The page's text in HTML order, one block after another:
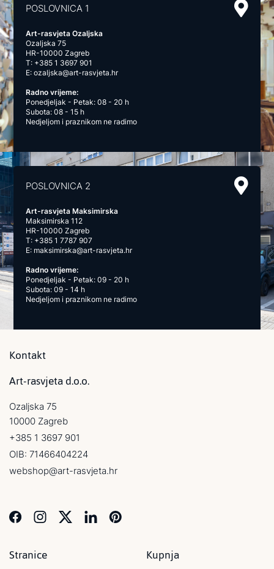
POSLOVNICA 1
Art-rasvjeta Ozaljska
Ozaljska 75
HR-10000 Zagreb
T: +385 1 3697 901
E:ozaljska@art-rasvjeta.hr
Radno vrijeme:
Ponedjeljak - Petak: 08 - 20 h
Subota: 08 - 15 h
Nedjeljom i praznikom ne radimo
POSLOVNICA 2
Art-rasvjeta Maksimirska
Maksimirska 112
HR-10000 Zagreb
T: +385 1 7787 907
E: maksimirska@art-rasvjeta.hr
Radno vrijeme:
Ponedjeljak - Petak: 09 - 20 h
Subota: 09 - 14 h
Nedjeljom i praznikom ne radimo
Kontakt
Art-rasvjeta d.o.o.
Ozaljska 75
10000 Zagreb
+385 1 3697 901
OIB: 71466404224
webshop@art-rasvjeta.hr
Stranice Kupnja